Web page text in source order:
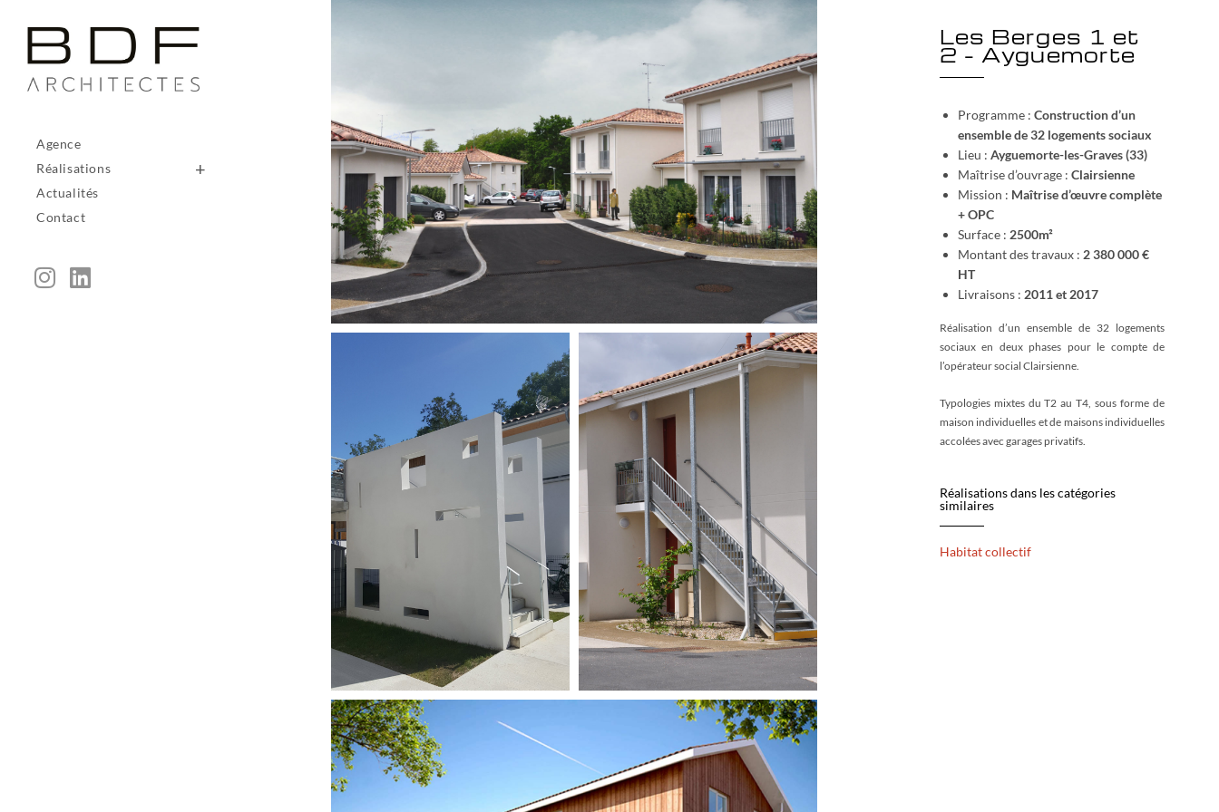
Agence
Réalisations
Actualités
Contact
Les Berges 1 et
2 – Ayguemorte
Programme : Construction d’un
ensemble de 32 logements sociaux
Lieu : Ayguemorte-les-Graves (33)
Maîtrise d’ouvrage : Clairsienne
Mission : Maîtrise d’œuvre complète
+ OPC
Surface : 2500m²
Montant des travaux : 2 380 000 €
HT
Livraisons : 2011 et 2017
Réalisation d’un ensemble de 32 logements
sociaux en deux phases pour le compte de
l’opérateur social Clairsienne.
Typologies mixtes du T2 au T4, sous forme de
maison individuelles et de maisons individuelles
accolées avec garages privatifs.
Réalisations dans les catégories
similaires
Habitat collectif